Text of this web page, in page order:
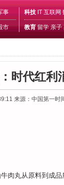
事
市
科技 IT 互联网
教育 留学 亲子
时代红利
来源：中国第一时
丸从原料到成品